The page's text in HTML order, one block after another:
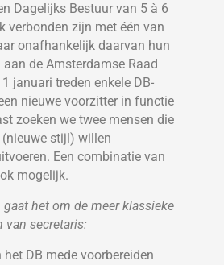
Dagelijks Bestuur van 5 à 6
verbonden zijn met één van
onafhankelijk daarvan hun
aan de Amsterdamse Raad
januari treden enkele DB-
nieuwe voorzitter in functie
zoeken we twee mensen die
stijl) willen
Een combinatie van
mogelijk.
het om de meer klassieke
van secretaris:
DB mede voorbereiden